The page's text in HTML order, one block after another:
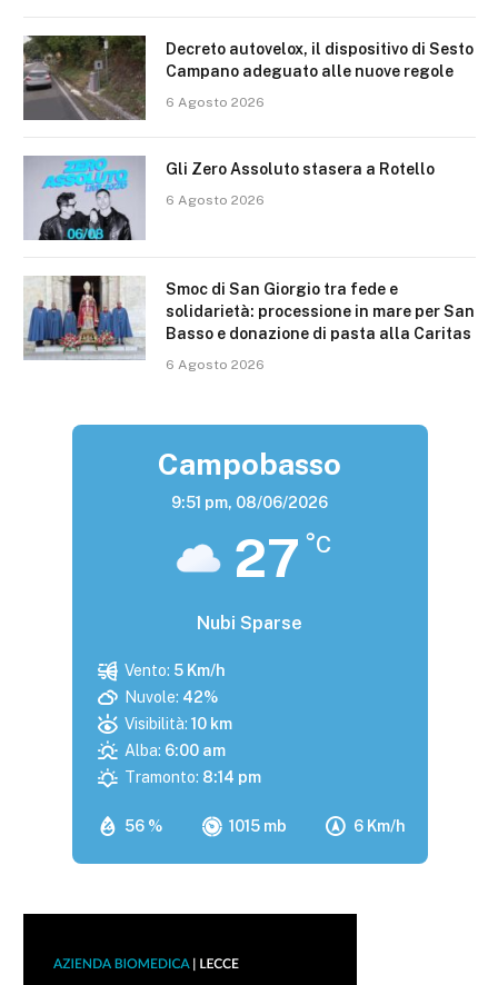
Decreto autovelox, il dispositivo di Sesto
Campano adeguato alle nuove regole
6 Agosto 2026
Gli Zero Assoluto stasera a Rotello
6 Agosto 2026
Smoc di San Giorgio tra fede e
solidarietà: processione in mare per San
Basso e donazione di pasta alla Caritas
6 Agosto 2026
Campobasso
9:51 pm, 08/06/2026
27 °C
Nubi Sparse
56 % 1015 mb 6 Km/h
Vento: 5 Km/h
Nuvole: 42%
Visibilità: 10 km
Alba: 6:00 am
Tramonto: 8:14 pm